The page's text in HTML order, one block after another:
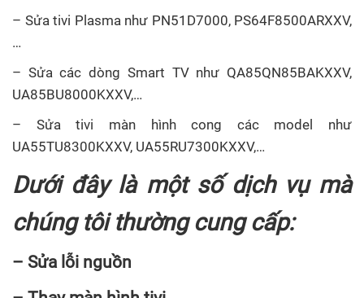
– Sửa tivi Plasma như PN51D7000, PS64F8500ARXXV,
…
– Sửa các dòng Smart TV như QA85QN85BAKXXV,
UA85BU8000KXXV,…
– Sửa tivi màn hình cong các model như
UA55TU8300KXXV, UA55RU7300KXXV,…
Dưới đây là một số dịch vụ mà
chúng tôi thường cung cấp:
– Sửa lỗi nguồn